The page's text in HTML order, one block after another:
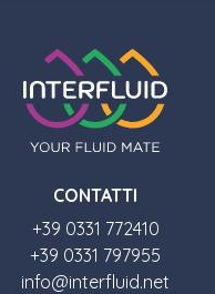
CONTATTI
+39 0331 772410
+39 0331 797955
info@interfluid.net